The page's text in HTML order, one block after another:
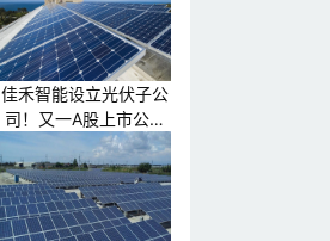
佳禾智能设立光伏子公
司！又一A股上市公司
跨界光伏